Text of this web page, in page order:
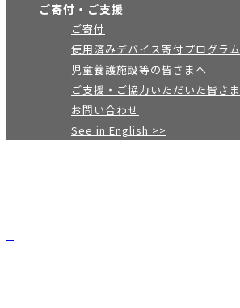
ご寄付・ご支援
ご寄付
使用済みデバイス寄付プログラム
児童養護施設等の皆さまへ
ご支援・ご協力いただいた皆さま
お問い合わせ
See in English >>